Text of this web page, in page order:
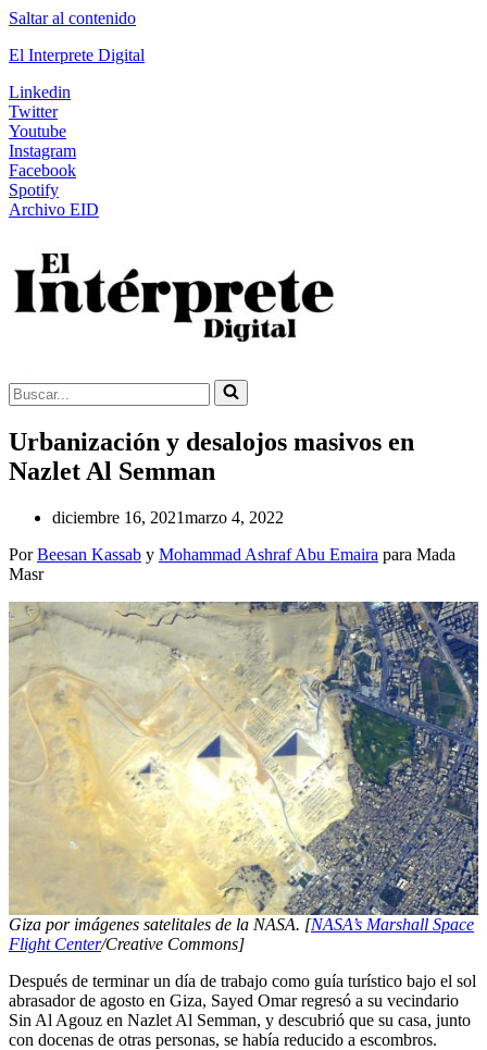
Saltar al contenido
El Interprete Digital
Linkedin
Twitter
Youtube
Instagram
Facebook
Spotify
Archivo EID
Buscar...
Urbanización y desalojos masivos en
Nazlet Al Semman
diciembre 16, 2021marzo 4, 2022
PorBeesan Kassab y Mohammad Ashraf Abu Emaira para Mada
Masr
Giza por imágenes satelitales de la NASA. [NASA’s Marshall Space
Flight Center/Creative Commons]
Después de terminar un día de trabajo como guía turístico bajo el sol
abrasador de agosto en Giza, Sayed Omar regresó a su vecindario
Sin Al Agouz en Nazlet Al Semman, y descubrió que su casa, junto
con docenas de otras personas, se había reducido a escombros.